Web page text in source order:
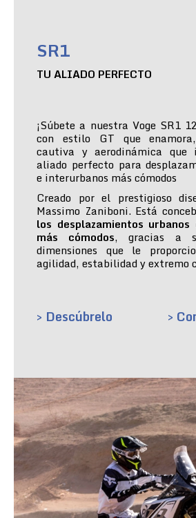
SR1
TU ALIADO PERFECTO
¡Súbete a nuestra Voge SR1
con estilo GT que
cautiva y aerodinámica que
aliado perfecto para
e interurbanos más cómodos
Creado por el prestigioso
Massimo Zaniboni. Está
los desplazamientos
más cómodos, gracias a
dimensiones que le
agilidad, estabilidad y extremo
> Descúbrelo >